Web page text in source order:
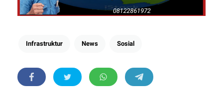
Infrastruktur News Sosial